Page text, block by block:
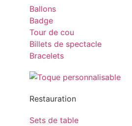
Ballons
Badge
Tour de cou
Billets de spectacle
Bracelets
Restauration
Sets de table